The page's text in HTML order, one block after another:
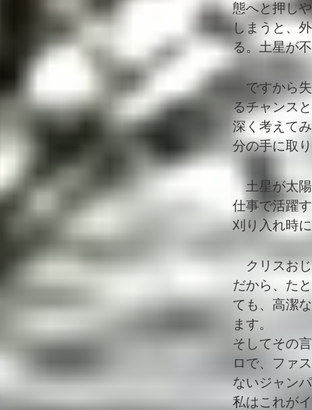
態へと押し
しまうと、
る。土星が
ですから失
るチャンス
深く考えて
分の手に取
土星が太陽
仕事で活躍
刈り入れ時
クリスおじ
だから、た
ても、高潔
ます。
そしてその
ロで、ファ
ないジャン
私はこれが